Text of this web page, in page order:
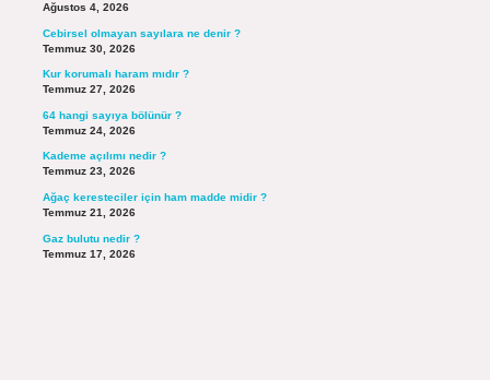
Ağustos 4, 2026
Cebirsel olmayan sayılara ne denir ?
Temmuz 30, 2026
Kur korumalı haram mıdır ?
Temmuz 27, 2026
64 hangi sayıya bölünür ?
Temmuz 24, 2026
Kademe açılımı nedir ?
Temmuz 23, 2026
Ağaç keresteciler için ham madde midir ?
Temmuz 21, 2026
Gaz bulutu nedir ?
Temmuz 17, 2026